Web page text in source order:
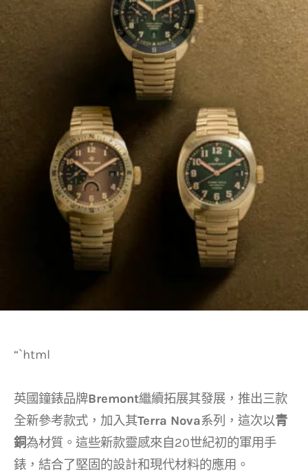
“`html
英國鐘錶品牌Bremont繼續拓展其發展，推出三款
全新參考款式，加入其Terra Nova系列，這次以青
銅為材質。這些新款靈感來自20世紀初的軍用手
錶，結合了堅固的設計和現代材料的應用。